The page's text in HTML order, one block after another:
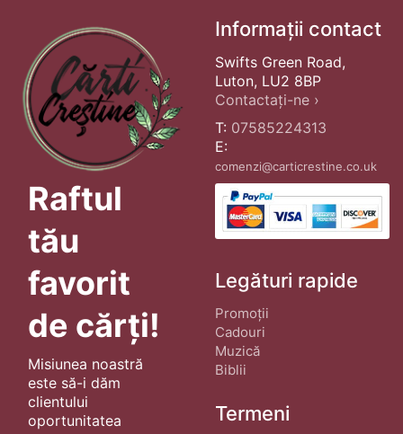
Raftul
tău
favorit
de cărți!
Misiunea noastră
este să-i dăm
clientului
oportunitatea
Informații contact
Swifts Green Road,
Luton, LU2 8BP
Contactați-ne ›
T: 07585224313
E:
comenzi@carticrestine.co.uk
Legături rapide
Promoții
Cadouri
Muzică
Biblii
Termeni